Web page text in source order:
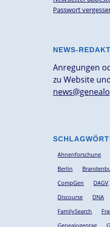
Passwort
NEWS-
Anregungen
zu Website
Ahnenforschung
Berlin
CompGen
DAGV
Discourse
DNA
FamilySearch
Genealogentag